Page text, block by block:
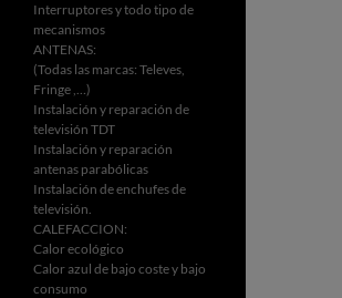
Interruptores y todo tipo de
mecanismos
ANTENAS:
(Todas las marcas: Televes,
Fringe ,…)
Instalación y reparación de
televisión TDT
Instalación y reparación
antenas parabólicas
Instalación de enchufes de
televisión.
CALEFACCION:
Calor ecológico
Calor azul de bajo coste y bajo
consumo